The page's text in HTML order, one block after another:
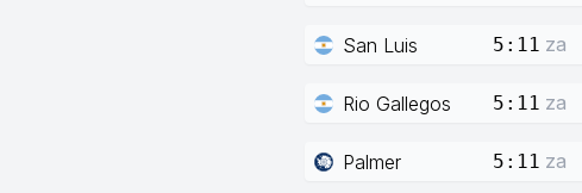
San Luis 5:11 za
Rio Gallegos 5:11 za
Palmer 5:11 za